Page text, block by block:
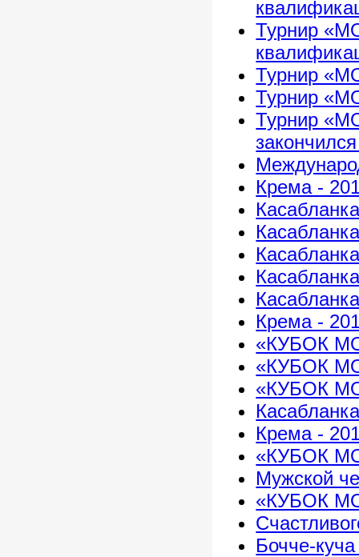
Турнир
Турнир
Турнир
Турнир
Крема -
Крема -
«КУБОК
«КУБОК
«КУБОК
Крема -
«КУБОК
Мужской
«КУБОК
Бочче-